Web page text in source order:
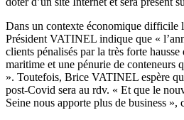
Dans un contexte économique difficile
Président VATINEL indique que «
clients pénalisés par la très forte
maritime et une pénurie de conteneurs
». Toutefois, Brice VATINEL espère
post-Covid sera au rdv. « Et que le
Seine nous apporte plus de business »,